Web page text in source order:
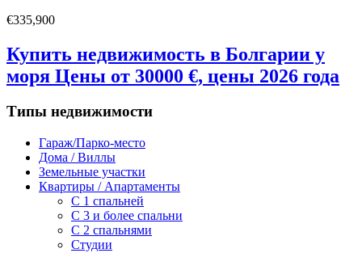
€335,900
Купить недвижимость в Болгарии у
моря Цены от 30000 €, цены 2026 года
Типы недвижимости
Гараж/Парко-место
Дома / Виллы
Земельные участки
Квартиры / Апартаменты
C 1 спальней
C 3 и более спальни
С 2 спальнями
Студии